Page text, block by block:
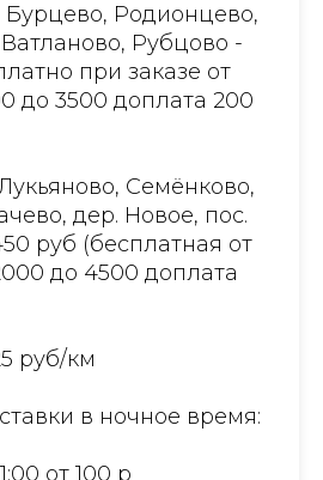
Бурцево, Родионцево,
Рубцово -
при заказе от
до 3500 доплата 200
Семёнково,
дер. Новое, пос.
руб (бесплатная от
до 4500 доплата
руб/км
в ночное время:
от 100 р